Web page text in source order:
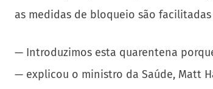
as medidas de bloqueio são
— Introduzimos esta quarentena
— explicou o ministro da Saúde, Matt